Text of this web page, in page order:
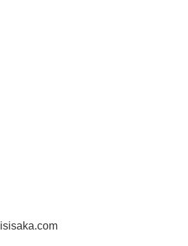
isisaka.com